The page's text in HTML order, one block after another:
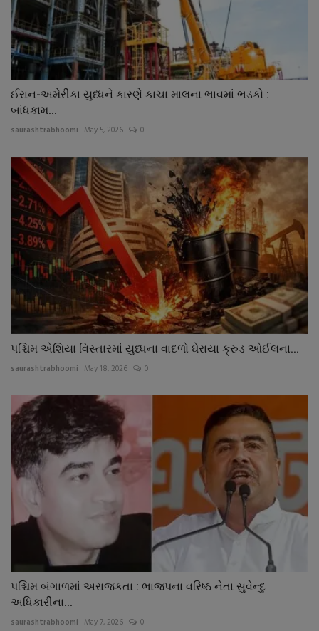
ઈરાન-અમેરીકા યુધ્ધને કારણે કાચા માલના ભાવમાં ભડકો :
બાંધકામ...
saurashtrabhoomi May 5, 2026 0
પશ્ચિમ એશિયા વિસ્તારમાં યુધ્ધના વાદળો ઘેરાયા ક્રુડ ઓઈલના...
saurashtrabhoomi May 18, 2026 0
પશ્ચિમ બંગાળમાં અરાજકતા : ભાજપના વરિષ્ઠ નેતા સુવેન્દુ
અધિકારીના...
saurashtrabhoomi May 7, 2026 0